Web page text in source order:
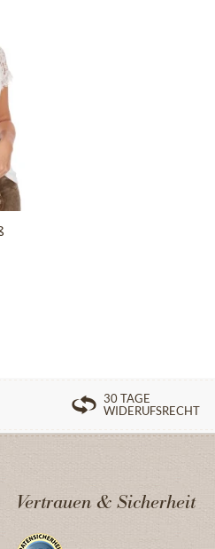
30 TAGE
WIDERUFSRECHT
Vertrauen & Sicherheit